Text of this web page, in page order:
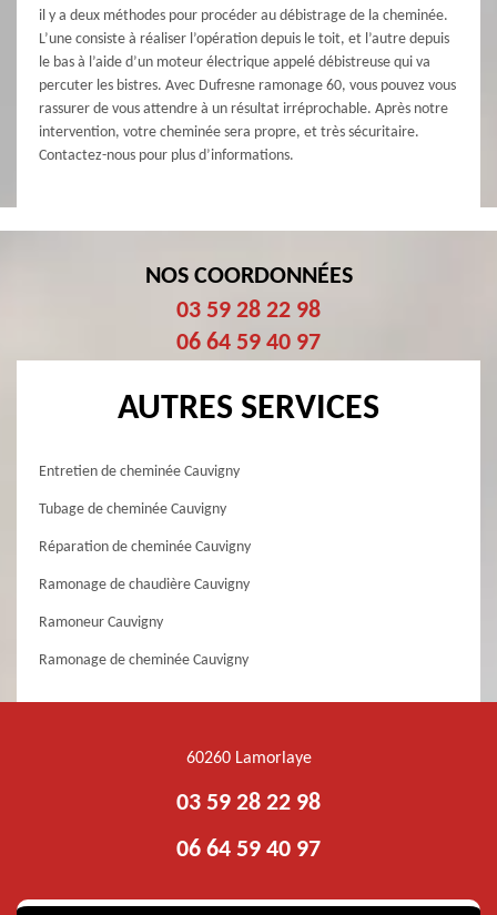
il y a deux méthodes pour procéder au débistrage de la cheminée.
L’une consiste à réaliser l’opération depuis le toit, et l’autre depuis
le bas à l’aide d’un moteur électrique appelé débistreuse qui va
percuter les bistres. Avec Dufresne ramonage 60, vous pouvez vous
rassurer de vous attendre à un résultat irréprochable. Après notre
intervention, votre cheminée sera propre, et très sécuritaire.
Contactez-nous pour plus d’informations.
NOS COORDONNÉES
03 59 28 22 98
06 64 59 40 97
AUTRES SERVICES
Entretien de cheminée Cauvigny
Tubage de cheminée Cauvigny
Réparation de cheminée Cauvigny
Ramonage de chaudière Cauvigny
Ramoneur Cauvigny
Ramonage de cheminée Cauvigny
60260 Lamorlaye
03 59 28 22 98
06 64 59 40 97